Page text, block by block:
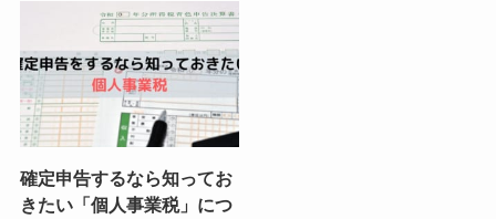
確定申告するなら知ってお
きたい「個人事業税」につ